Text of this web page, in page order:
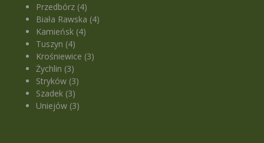
Przedbórz (4)
Biała Rawska (4)
Kamieńsk (4)
Tuszyn (4)
Krośniewice (3)
Żychlin (3)
Stryków (3)
Szadek (3)
Uniejów (3)